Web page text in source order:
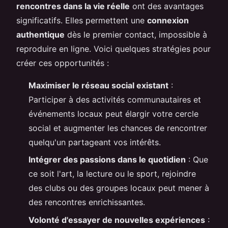
rencontres dans la vie réelle ont des avantages
significatifs. Elles permettent une connexion
authentique dès le premier contact, impossible à
reproduire en ligne. Voici quelques stratégies pour
créer ces opportunités :
Maximiser le réseau social existant :
Participer à des activités communautaires et
événements locaux peut élargir votre cercle
social et augmenter les chances de rencontrer
quelqu'un partageant vos intérêts.
Intégrer des passions dans le quotidien : Que
ce soit l'art, la lecture ou le sport, rejoindre
des clubs ou des groupes locaux peut mener à
des rencontres enrichissantes.
Volonté d'essayer de nouvelles expériences :